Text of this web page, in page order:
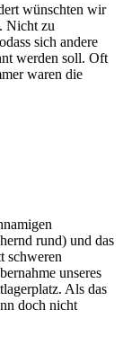
wünschten wir
Nicht zu
sich andere
werden soll. Oft
waren die
rund) und das
schweren
unseres
Als das
doch nicht